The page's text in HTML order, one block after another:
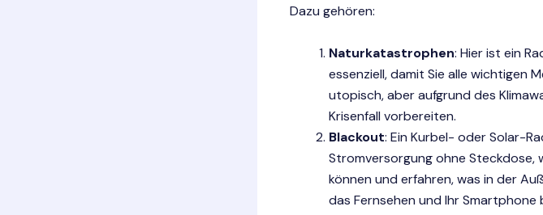
Dazu gehören:
Naturkatastrophen: Hier ist ein
essenziell, damit Sie alle wichtigen
utopisch, aber aufgrund des
Krisenfall vorbereiten.
Blackout: Ein Kurbel- oder Solar-
Stromversorgung ohne Steckdose,
können und erfahren, was in der
das Fernsehen und Ihr